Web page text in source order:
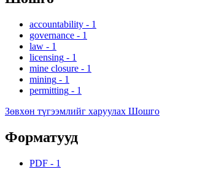
accountability - 1
governance - 1
law - 1
licensing - 1
mine closure - 1
mining - 1
permitting - 1
Зөвхөн түгээмлийг харуулах Шошго
Форматууд
PDF - 1